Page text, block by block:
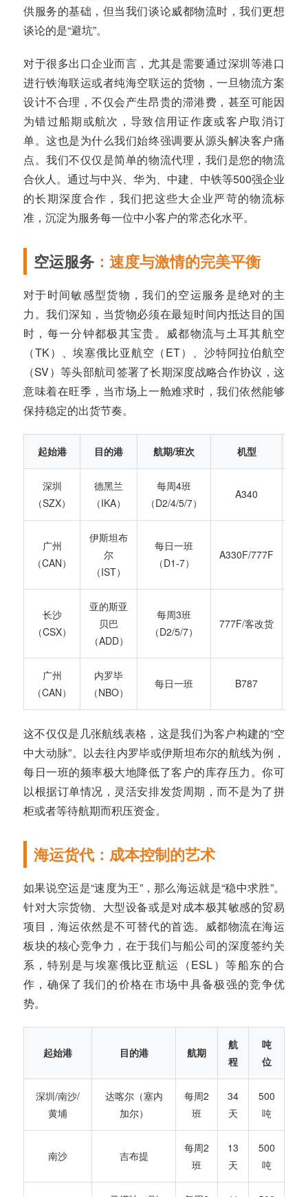
供服务的基础，但当我们谈论威都物流时，我们更想
谈论的是“避坑”。
对于很多出口企业而言，尤其是需要通过深圳等港口
进行铁海联运或者纯海空联运的货物，一旦物流方案
设计不合理，不仅会产生昂贵的滞港费，甚至可能因
为错过船期或航次，导致信用证作废或客户取消订
单。这也是为什么我们始终强调要从源头解决客户痛
点。我们不仅仅是简单的物流代理，我们是您的物流
合伙人。通过与中兴、华为、中建、中铁等500强企业
的长期深度合作，我们把这些大企业严苛的物流标
准，沉淀为服务每一位中小客户的常态化水平。
空运服务 ：速度与激情的完美平衡
对于时间敏感型货物，我们的空运服务是绝对的主
力。我们深知，当货物必须在最短时间内抵达目的国
时，每一分钟都极其宝贵。威都物流与土耳其航空
（TK）、埃塞俄比亚航空（ET）、沙特阿拉伯航空
（SV）等头部航司签署了长期深度战略合作协议，这
意味着在旺季，当市场上一舱难求时，我们依然能够
保持稳定的出货节奏。
起始港 目的港 航期/班次 机型
深圳
（SZX）
德黑兰
（IKA）
每周4班
（D2/4/5/7）
A340
广州
（CAN）
伊斯坦布
尔
（IST）
每日一班
（D1-7）
A330F/777F
长沙
（CSX）
亚的斯亚
贝巴
（ADD）
每周3班
（D2/5/7）
777F/客改货
广州
（CAN）
内罗毕
（NBO）
每日一班 B787
这不仅仅是几张航线表格，这是我们为客户构建的“空
中大动脉”。以去往内罗毕或伊斯坦布尔的航线为例，
每日一班的频率极大地降低了客户的库存压力。你可
以根据订单情况，灵活安排发货周期，而不是为了拼
柜或者等待航期而积压资金。
海运货代：成本控制的艺术
如果说空运是“速度为王”，那么海运就是“稳中求胜”。
针对大宗货物、大型设备或是对成本极其敏感的贸易
项目，海运依然是不可替代的首选。威都物流在海运
板块的核心竞争力，在于我们与船公司的深度签约关
系，特别是与埃塞俄比亚航运（ESL）等船东的合
作，确保了我们的价格在市场中具备极强的竞争优
势。
起始港 目的港 航期
航
程
吨
位
深圳/南沙/
黄埔
达喀尔（塞内
加尔）
每周2
班
34
天
500
吨
南沙 吉布提
每周2
班
13
天
500
吨